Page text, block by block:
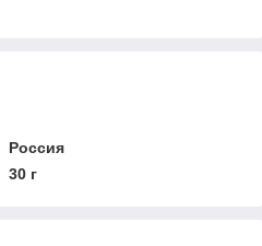
Россия
30 г